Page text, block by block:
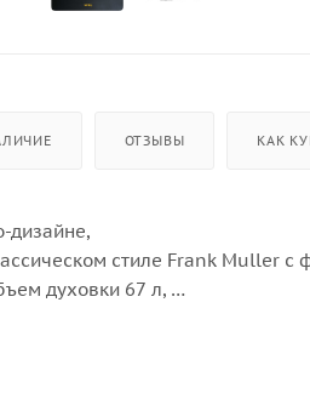
ОТЗЫВЫ КАК
дизайне,
стиле Frank Muller с
духовки 67 л,
в комплекте: